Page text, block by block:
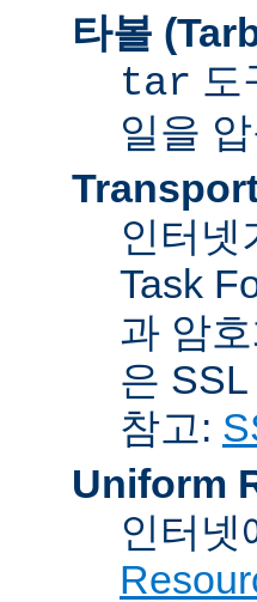
타볼
tar
일을
인터넷
Task
과 암
은
참고:
Uniform
인터넷